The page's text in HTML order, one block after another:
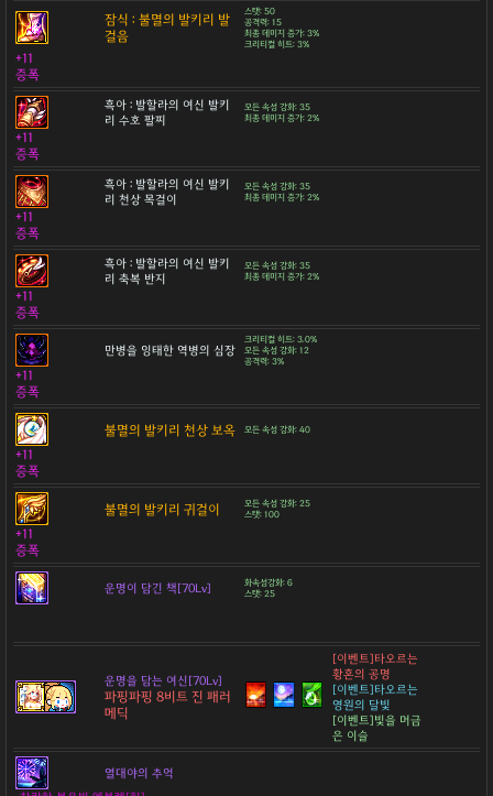
잠식 : 불멸의 발키리 발
걸음
스탯: 50
공격력: 15
최종 데미지 증가: 3%
크리티컬 히트: 3%
+11
증폭
흑아 : 발할라의 여신 발키
리 수호 팔찌
모든 속성 강화: 35
최종 데미지 증가: 2%
+11
증폭
흑아 : 발할라의 여신 발키
리 천상 목걸이
모든 속성 강화: 35
최종 데미지 증가: 2%
+11
증폭
흑아 : 발할라의 여신 발키
리 축복 반지
모든 속성 강화: 35
최종 데미지 증가: 2%
+11
증폭
만병을 잉태한 역병의 심장
크리티컬 히트: 3.0%
모든 속성 강화: 12
공격력: 3%
+11
증폭
불멸의 발키리 천상 보옥 모든 속성 강화: 40
+11
증폭
불멸의 발키리 귀걸이
모든 속성 강화: 25
스탯: 100
+11
증폭
운명이 담긴 책[70Lv]
화속성강화: 6
스탯: 25
운명을 담는 여신[70Lv]
파핑파핑 8비트 진 패러
메딕
[이벤트]타오르는
황혼의 공명
[이벤트]타오르는
영원의 달빛
[이벤트]빛을 머금
은 이슬
열대야의 추억